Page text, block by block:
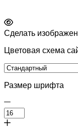
Сделать
Цветовая схема
Размер шрифта